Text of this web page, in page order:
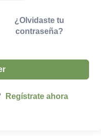
¿Olvidaste tu
contraseña?
Regístrate ahora